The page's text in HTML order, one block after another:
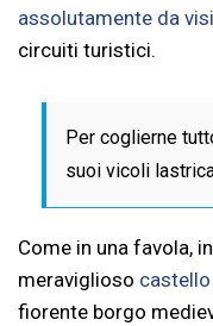
assolutamente da
circuiti turistici.
Per coglierne
suoi vicoli
Come in una favola,
meraviglioso castello
fiorente borgo